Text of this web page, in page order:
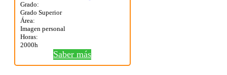
Grado:
Grado Superior
Área:
Imagen personal
Horas:
2000h
Saber más